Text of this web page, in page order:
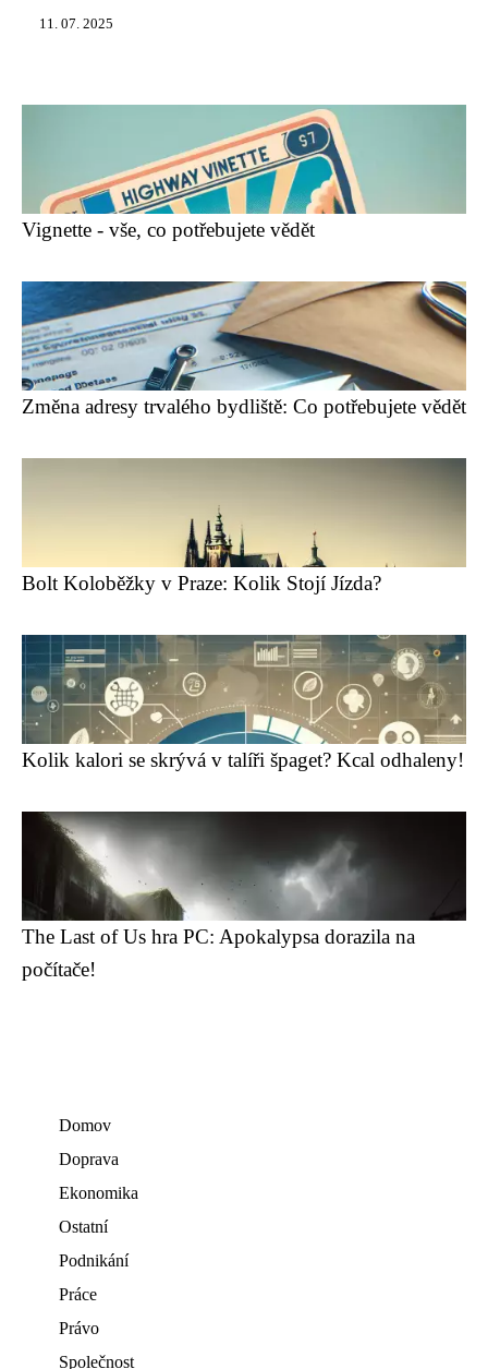
11. 07. 2025
Vignette - vše, co potřebujete vědět
Změna adresy trvalého bydliště: Co potřebujete vědět
Bolt Koloběžky v Praze: Kolik Stojí Jízda?
Kolik kalori se skrývá v talíři špaget? Kcal odhaleny!
The Last of Us hra PC: Apokalypsa dorazila na
počítače!
Domov
Doprava
Ekonomika
Ostatní
Podnikání
Práce
Právo
Společnost